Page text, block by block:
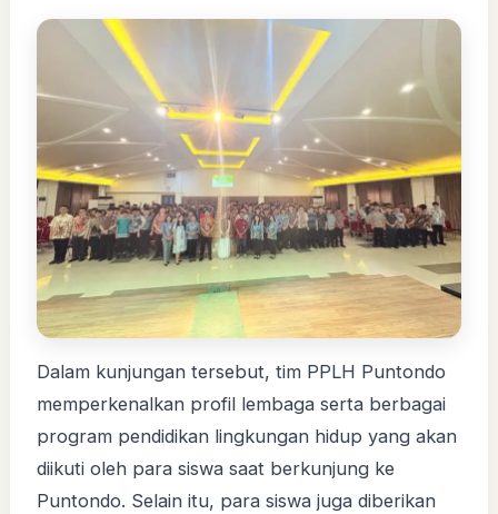
Dalam kunjungan tersebut, tim PPLH Puntondo
memperkenalkan profil lembaga serta berbagai
program pendidikan lingkungan hidup yang akan
diikuti oleh para siswa saat berkunjung ke
Puntondo. Selain itu, para siswa juga diberikan